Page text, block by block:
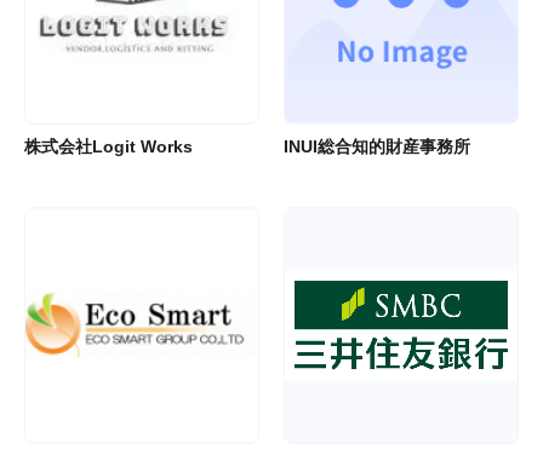
株式会社Logit Works INUI総合知的財産事務所